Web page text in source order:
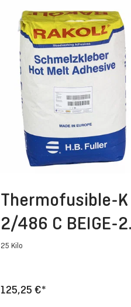
Thermofusible-K
2/486 C BEIGE-
Kg
25 Kilo
125,25 €*